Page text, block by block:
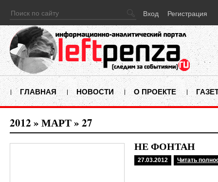
Вход Регистрация
ГЛАВНАЯ НОВОСТИ О ПРОЕКТЕ
2012 » МАРТ» 27
НЕ ФОНТАН
27.03.2012 Читать